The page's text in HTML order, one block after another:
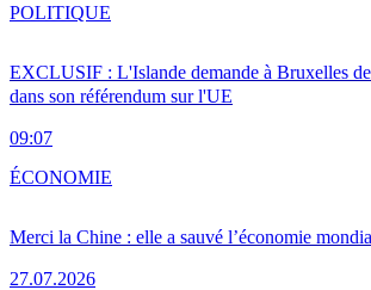
EXCLUSIF : L'Islande demande à Bruxelles
dans son référendum sur l'UE
09:07
POLITIQUE
Merci la Chine : elle a sauvé l’économie
27.07.2026
ÉCONOMIE